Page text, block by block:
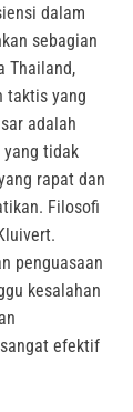
dalam
sebagian
Thailand,
taktis yang
adalah
yang tidak
rapat dan
Filosofi
penguasaan
kesalahan
efektif